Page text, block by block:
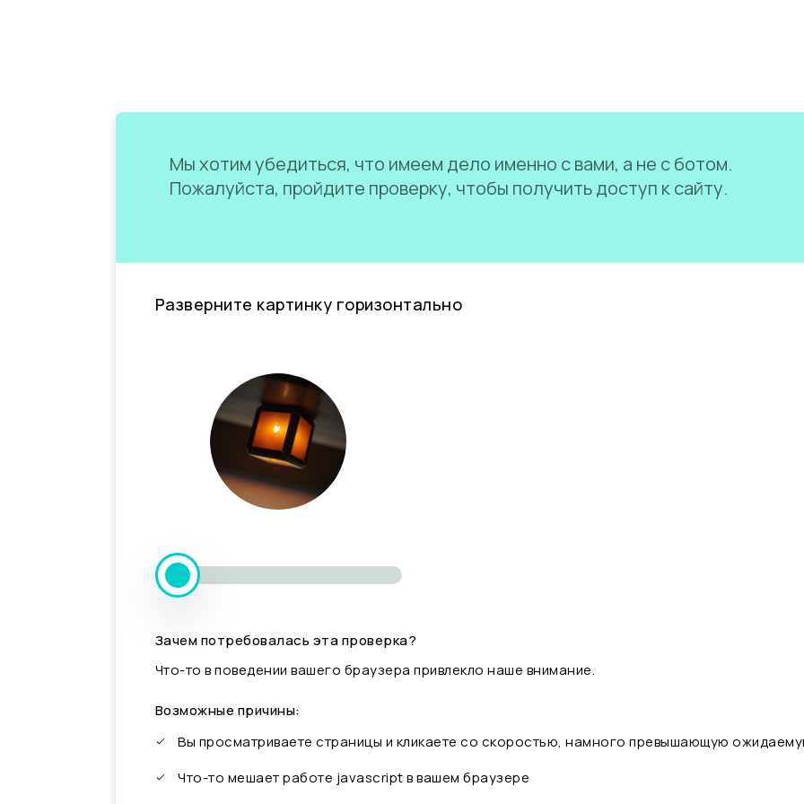
Мы хотим убедиться, что имеем дело именно с вами, а не с ботом.
Пожалуйста, пройдите проверку, чтобы получить доступ к сайту.
Разверните картинку горизонтально
Зачем потребовалась эта проверка?
Что-то в поведении вашего браузера привлекло наше внимание.
Возможные причины:
Вы просматриваете страницы и кликаете со скоростью, намного превышающую
Что-то мешает работе javascript в вашем браузере